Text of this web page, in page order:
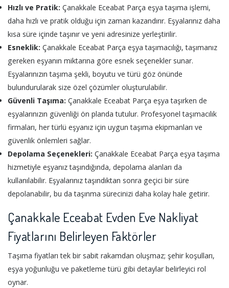
Hızlı ve Pratik: Çanakkale Eceabat Parça eşya taşıma işlemi,
daha hızlı ve pratik olduğu için zaman kazandırır. Eşyalarınız daha
kısa süre içinde taşınır ve yeni adresinize yerleştirilir.
Esneklik: Çanakkale Eceabat Parça eşya taşımacılığı, taşımanız
gereken eşyanın miktarına göre esnek seçenekler sunar.
Eşyalarınızın taşıma şekli, boyutu ve türü göz önünde
bulundurularak size özel çözümler oluşturulabilir.
Güvenli Taşıma: Çanakkale Eceabat Parça eşya taşırken de
eşyalarınızın güvenliği ön planda tutulur. Profesyonel taşımacılık
firmaları, her türlü eşyanız için uygun taşıma ekipmanları ve
güvenlik önlemleri sağlar.
Depolama Seçenekleri: Çanakkale Eceabat Parça eşya taşıma
hizmetiyle eşyanız taşındığında, depolama alanları da
kullanılabilir. Eşyalarınız taşındıktan sonra geçici bir süre
depolanabilir, bu da taşınma sürecinizi daha kolay hale getirir.
Çanakkale Eceabat Evden Eve Nakliyat
Fiyatlarını Belirleyen Faktörler
Taşıma fiyatları tek bir sabit rakamdan oluşmaz; şehir koşulları,
eşya yoğunluğu ve paketleme türü gibi detaylar belirleyici rol
oynar.